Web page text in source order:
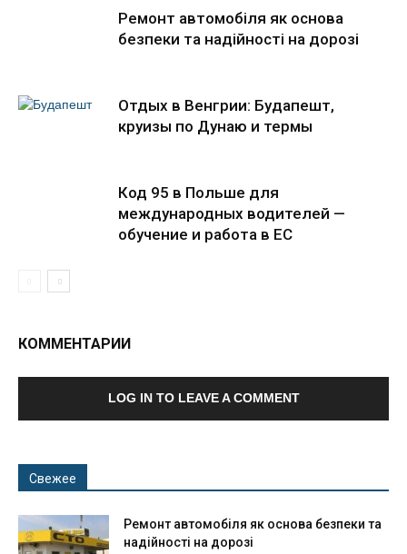
Ремонт автомобіля як основа
безпеки та надійності на дорозі
Отдых в Венгрии: Будапешт,
круизы по Дунаю и термы
Код 95 в Польше для
международных водителей —
обучение и работа в ЕС
КОММЕНТАРИИ
LOG IN TO LEAVE A COMMENT
Свежее
Ремонт автомобіля як основа безпеки та
надійності на дорозі